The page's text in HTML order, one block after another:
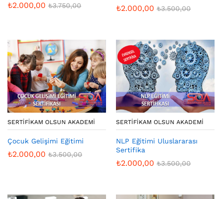
₺2.000,00 ₺3.750,00 ₺2.000,00 ₺3.500,00
SERTIFIKAM OLSUN AKADEMI
Çocuk Gelişimi Eğitimi
₺2.000,00 ₺3.500,00
SERTIFIKAM OLSUN AKADEMI
NLP Eğitimi Uluslararası
Sertifika
₺2.000,00 ₺3.500,00